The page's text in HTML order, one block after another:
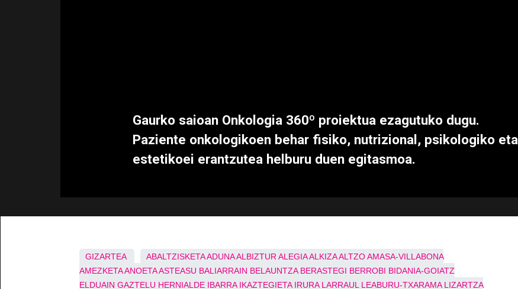
Gaurko saioan Onkologia 360º proiektua ezagutuko dugu.
Paziente onkologikoen behar fisiko, nutrizional, psikologiko eta
estetikoei erantzutea helburu duen egitasmoa.
GIZARTEA ABALTZISKETAADUNAALBIZTUR ALEGIAALKIZAALTZOAMASA-VILLABONA
AMEZKETAANOETAASTEASU BALIARRAIN BELAUNTZA BERASTEGI BERROBI BIDANIA-GOIATZ
ELDUAIN GAZTELU HERNIALDE IBARRA IKAZTEGIETA IRURA LARRAUL LEABURU-TXARAMA LIZARTZA